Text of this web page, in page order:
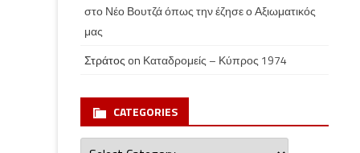
στο Νέο Βουτζά όπως την έζησε ο Αξιωματικός
μας
Στράτος on Καταδρομείς – Κύπρος 1974
CATEGORIES
Categories